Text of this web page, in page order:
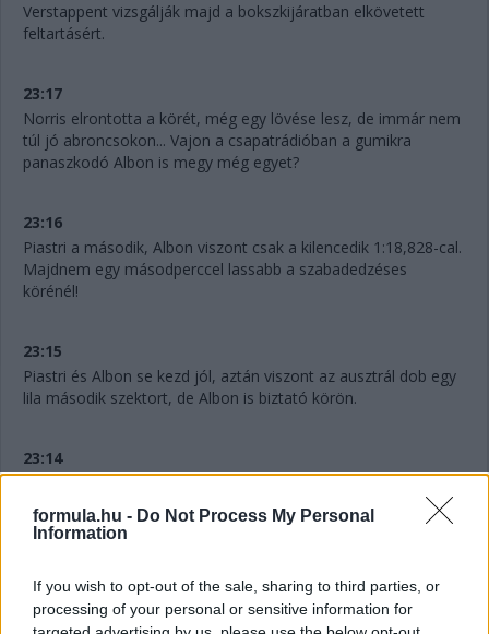
formula.hu - Do Not Process My Personal
Information
If you wish to opt-out of the sale, sharing to third parties, or
processing of your personal or sensitive information for
Verstappent vizsgálják majd a bokszkijáratban elkövetett
feltartásért.
23:17
Norris elrontotta a körét, még egy lövése lesz, de immár nem
túl jó abroncsokon... Vajon a csapatrádióban a gumikra
panaszkodó Albon is megy még egyet?
23:16
Piastri a második, Albon viszont csak a kilencedik 1:18,828-cal.
Majdnem egy másodperccel lassabb a szabadedzéses
körénél!
23:15
Piastri és Albon se kezd jól, aztán viszont az ausztrál dob egy
lila második szektort, de Albon is biztató körön.
23:14
Sargeantot is kiküldik, ha ellenőrizték a padlólemezét. Az
mondjuk Albonéra is ráférne a látottak alapján...
23:13
Az utolsó négy helyen tehát az elmúlt hetek sztárcsapata, a